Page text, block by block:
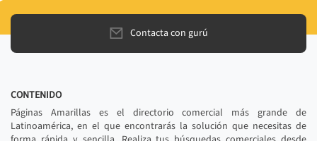
Contacta con gurú
CONTENIDO
Páginas Amarillas es el directorio comercial más grande de
Latinoamérica, en el que encontrarás la solución que necesitas de